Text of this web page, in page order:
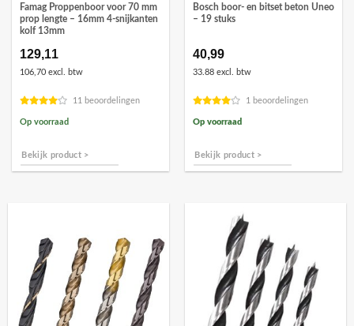
Famag Proppenboor voor 70 mm
prop lengte – 16mm 4-snijkanten
kolf 13mm
129,11
106,70 excl. btw
11 beoordelingen
Op voorraad
Bekijk product >
Bosch boor- en bitset beton Uneo
– 19 stuks
40,99
33.88 excl. btw
1 beoordelingen
Op voorraad
Bekijk product >